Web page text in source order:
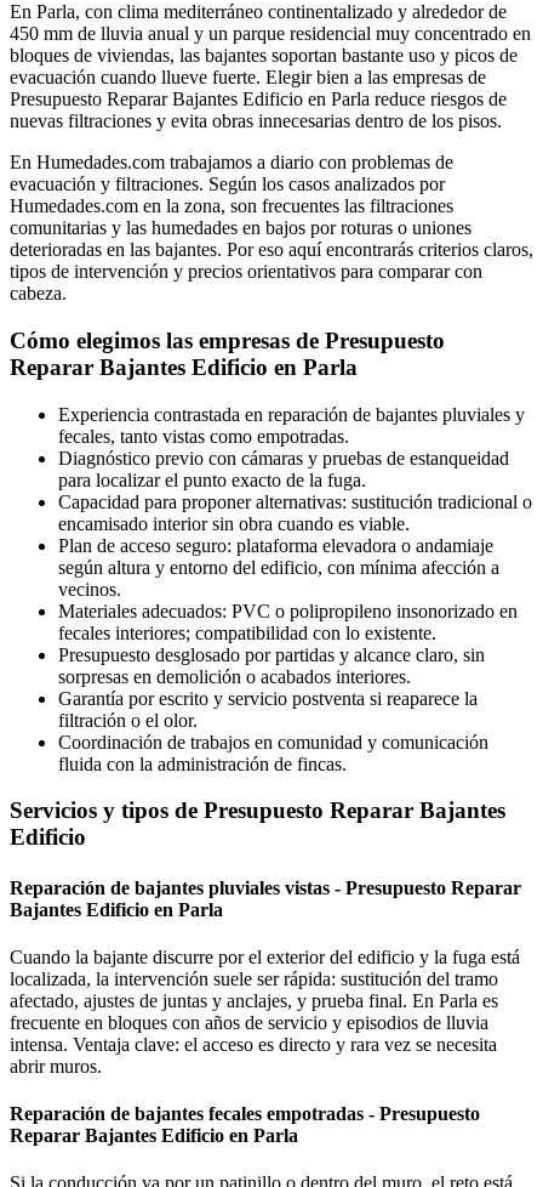
En Parla, con clima mediterráneo continentalizado y alrededor de
450 mm de lluvia anual y un parque residencial muy concentrado en
bloques de viviendas, las bajantes soportan bastante uso y picos de
evacuación cuando llueve fuerte. Elegir bien a las empresas de
Presupuesto Reparar Bajantes Edificio en Parla reduce riesgos de
nuevas filtraciones y evita obras innecesarias dentro de los pisos.
En Humedades.com trabajamos a diario con problemas de
evacuación y filtraciones. Según los casos analizados por
Humedades.com en la zona, son frecuentes las filtraciones
comunitarias y las humedades en bajos por roturas o uniones
deterioradas en las bajantes. Por eso aquí encontrarás criterios claros,
tipos de intervención y precios orientativos para comparar con
cabeza.
Cómo elegimos las empresas de Presupuesto
Reparar Bajantes Edificio en Parla
Experiencia contrastada en reparación de bajantes pluviales y
fecales, tanto vistas como empotradas.
Diagnóstico previo con cámaras y pruebas de estanqueidad
para localizar el punto exacto de la fuga.
Capacidad para proponer alternativas: sustitución tradicional o
encamisado interior sin obra cuando es viable.
Plan de acceso seguro: plataforma elevadora o andamiaje
según altura y entorno del edificio, con mínima afección a
vecinos.
Materiales adecuados: PVC o polipropileno insonorizado en
fecales interiores; compatibilidad con lo existente.
Presupuesto desglosado por partidas y alcance claro, sin
sorpresas en demolición o acabados interiores.
Garantía por escrito y servicio postventa si reaparece la
filtración o el olor.
Coordinación de trabajos en comunidad y comunicación
fluida con la administración de fincas.
Servicios y tipos de Presupuesto Reparar Bajantes
Edificio
Reparación de bajantes pluviales vistas - Presupuesto Reparar
Bajantes Edificio en Parla
Cuando la bajante discurre por el exterior del edificio y la fuga está
localizada, la intervención suele ser rápida: sustitución del tramo
afectado, ajustes de juntas y anclajes, y prueba final. En Parla es
frecuente en bloques con años de servicio y episodios de lluvia
intensa. Ventaja clave: el acceso es directo y rara vez se necesita
abrir muros.
Reparación de bajantes fecales empotradas - Presupuesto
Reparar Bajantes Edificio en Parla